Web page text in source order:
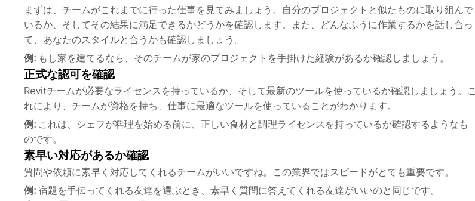
まずは、チームがこれまでに行った仕事を見てみましょう。自分のプロジェクトと似たものに取り組んで
いるか、そしてその結果に満足できるかどうかを確認します。また、どんなふうに作業するかを話し合っ
て、あなたのスタイルと合うかも確認しましょう。
例: もし家を建てるなら、そのチームが家のプロジェクトを手掛けた経験があるか確認しましょう。
正式な認可を確認
Revitチームが必要なライセンスを持っているか、そして最新のツールを使っているか確認しましょう。こ
れにより、チームが資格を持ち、仕事に最適なツールを使っていることがわかります。
例: これは、シェフが料理を始める前に、正しい食材と調理ライセンスを持っているか確認するようなも
のです。
素早い対応があるか確認
質問や依頼に素早く対応してくれるチームがいいですね。この業界ではスピードがとても重要です。
例:宿題を手伝ってくれる友達を選ぶとき、素早く質問に答えてくれる友達がいいのと同じです。